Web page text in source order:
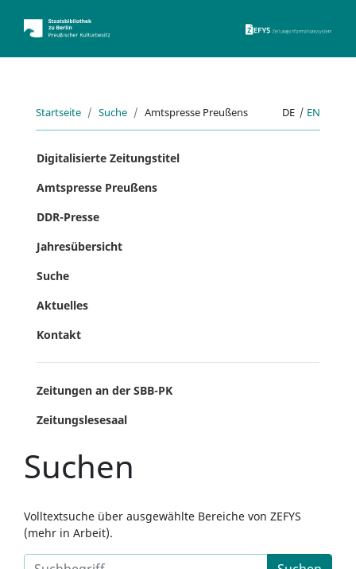
Startseite Suche Amtspresse Preußens DE | EN
Digitalisierte Zeitungstitel
Amtspresse Preußens
DDR-Presse
Jahresübersicht
Suche
Aktuelles
Kontakt
Zeitungen an der SBB-PK
Zeitungslesesaal
Suchen
Volltextsuche über ausgewählte Bereiche von ZEFYS
(mehr in Arbeit).